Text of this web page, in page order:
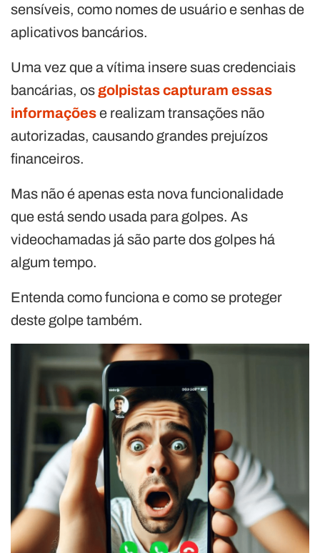
sensíveis, como nomes de usuário e senhas de
aplicativos bancários.
Uma vez que a vítima insere suas credenciais
bancárias, os golpistas capturam essas
informaçõese realizam transações não
autorizadas, causando grandes prejuízos
financeiros.
Mas não é apenas esta nova funcionalidade
que está sendo usada para golpes. As
videochamadas já são parte dos golpes há
algum tempo.
Entenda como funciona e como se proteger
deste golpe também.